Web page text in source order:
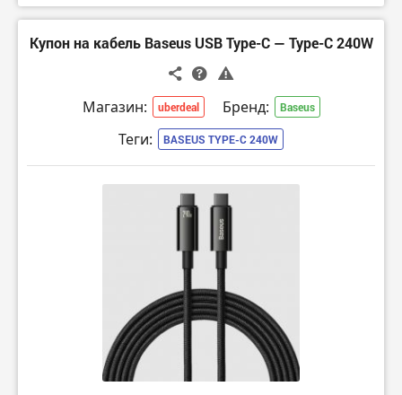
Купон на кабель Baseus USB Type-C — Type-C 240W
Магазин: uberdeal Бренд: Baseus
Теги: BASEUS TYPE-C 240W